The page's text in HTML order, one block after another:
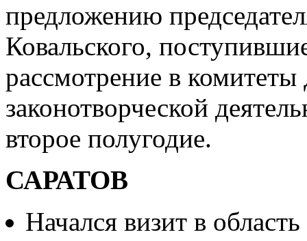
предложению
Ковальского,
рассмотрение в
законотворческой
второе полугодие.
САРАТОВ
Начался визит в